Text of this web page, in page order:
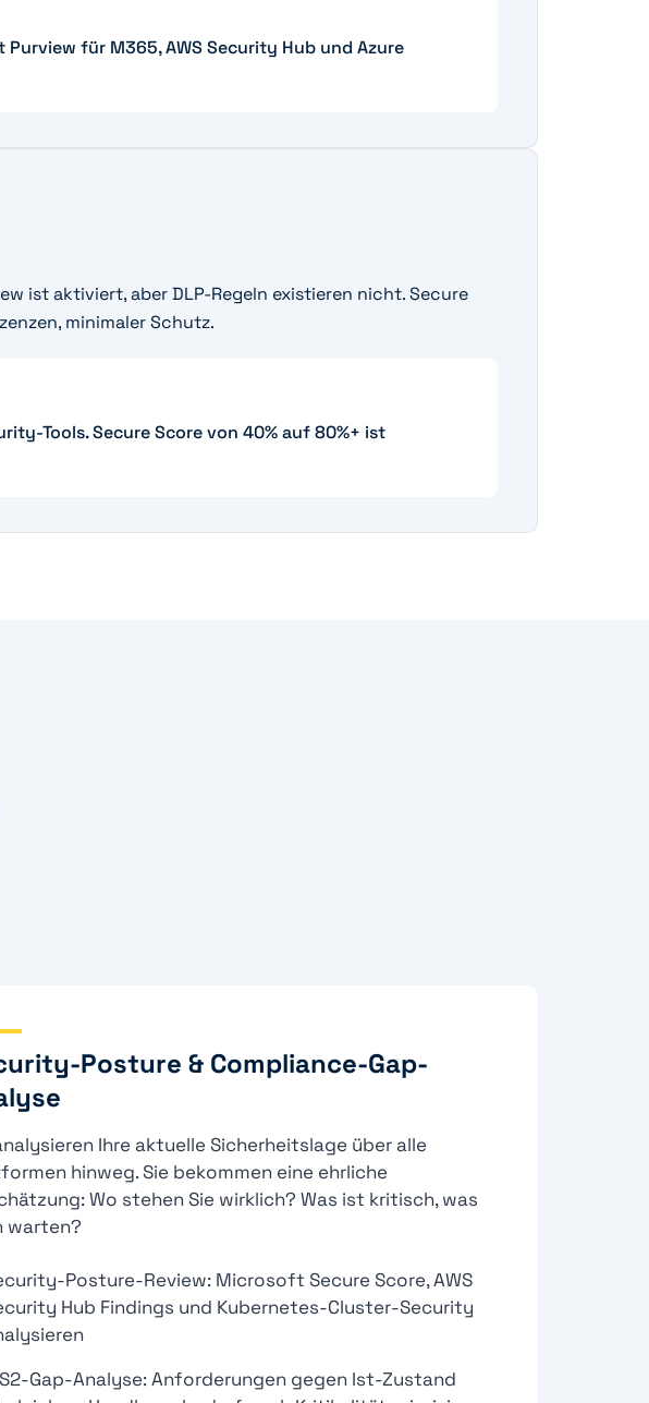
für M365, AWS Security Hub und Azure
ist aktiviert, aber DLP-Regeln existieren nicht. Secure
minimaler Schutz.
Tools. Secure Score von 40% auf 80%+ ist
Posture & Compliance-Gap-
Ihre aktuelle Sicherheitslage über alle
hinweg. Sie bekommen eine ehrliche
Wo stehen Sie wirklich? Was ist kritisch, was
warten?
Posture-Review: Microsoft Secure Score, AWS
Hub Findings und Kubernetes-Cluster-Security
Gap-Analyse: Anforderungen gegen Ist-Zustand